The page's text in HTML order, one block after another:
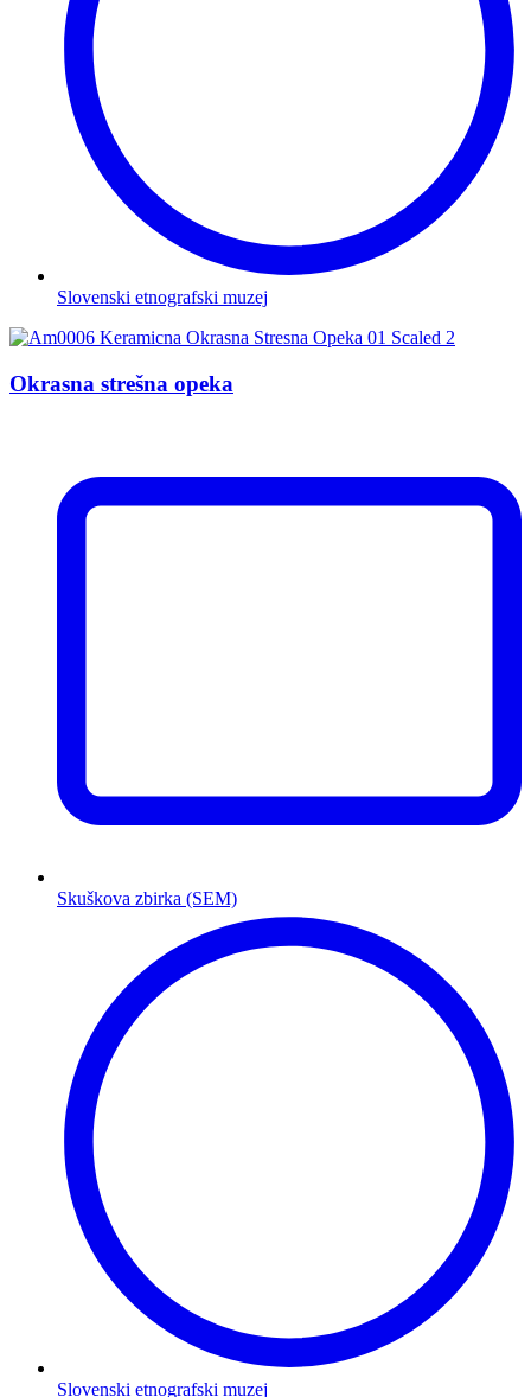
Slovenski etnografski muzej
Okrasna strešna opeka
Skuškova zbirka (SEM)
Slovenski etnografski muzej